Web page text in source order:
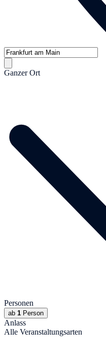
Ganzer Ort
Personen
ab 1 Person
Anlass
Alle Veranstaltungsarten